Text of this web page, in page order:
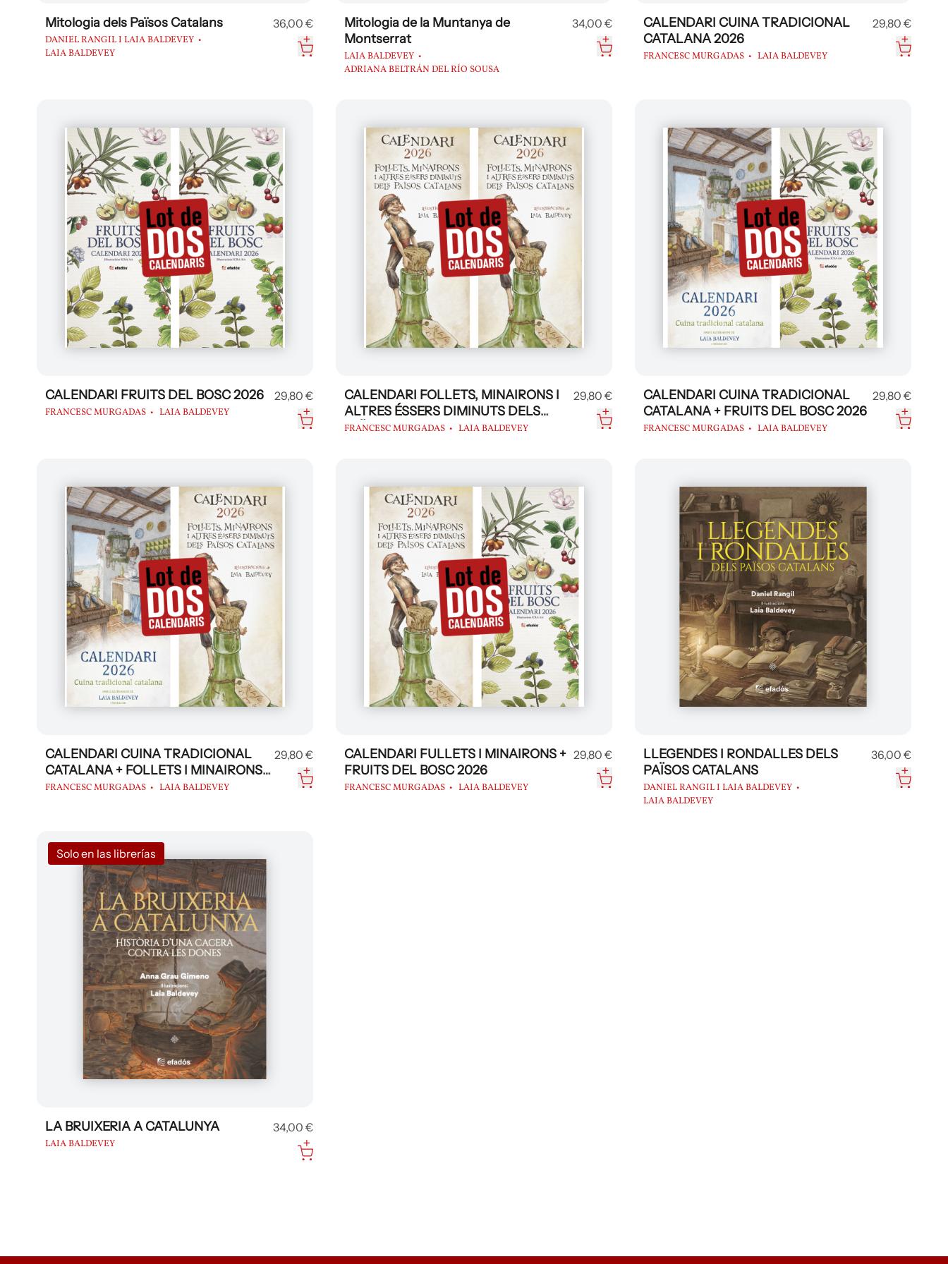
Mitologia dels Països Catalans
DANIEL RANGIL I LAIA BALDEVEY
LAIA BALDEVEY
36,00 €
Mitologia de la Muntanya de
Montserrat
LAIA BALDEVEY
ADRIANA BELTRÁN DEL RÍO SOUSA
34,00 €
CALENDARI CUINA TRADICIONAL
CATALANA 2026
FRANCESC MURGADAS LAIA BALDEVEY
29,80 €
CALENDARI FRUITS DEL BOSC 2026
FRANCESC MURGADAS LAIA BALDEVEY
29,80 €
CALENDARI FOLLETS, MINAIRONS I
ALTRES ÉSSERS DIMINUTS DELS
PAÏSOS CATALANS 2026
FRANCESC MURGADAS LAIA BALDEVEY
29,80 €
CALENDARI CUINA TRADICIONAL
CATALANA + FRUITS DEL BOSC 2026
FRANCESC MURGADAS LAIA BALDEVEY
29,80 €
CALENDARI CUINA TRADICIONAL
CATALANA + FOLLETS I MINAIRONS
2026
FRANCESC MURGADAS LAIA BALDEVEY
29,80 €
CALENDARI FULLETS I MINAIRONS +
FRUITS DEL BOSC 2026
FRANCESC MURGADAS LAIA BALDEVEY
29,80 €
LLEGENDES I RONDALLES DELS
PAÏSOS CATALANS
DANIEL RANGIL I LAIA BALDEVEY
LAIA BALDEVEY
36,00 €
Solo en las librerías
LA BRUIXERIA A CATALUNYA
LAIA BALDEVEY
34,00 €